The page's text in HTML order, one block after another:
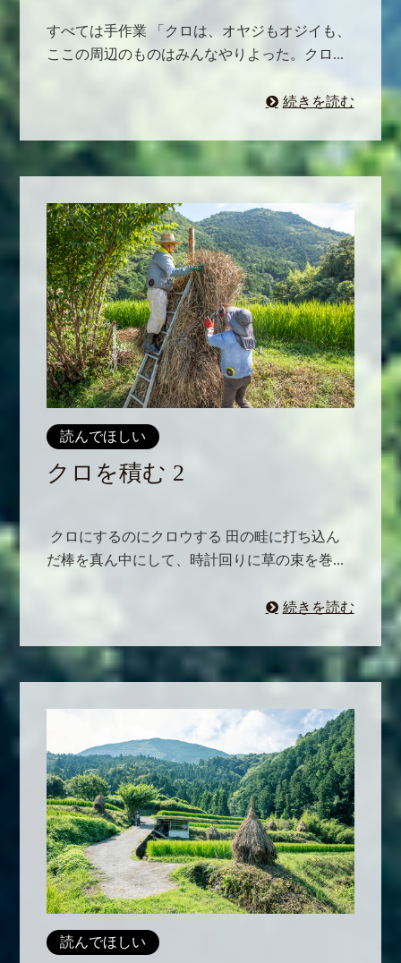
すべては手作業 「クロは、オヤジもオジイも、
ここの周辺のものはみんなやりよった。クロ...
続きを読む
読んでほしい
クロを積む 2
クロにするのにクロウする 田の畦に打ち込ん
だ棒を真ん中にして、時計回りに草の束を巻...
続きを読む
読んでほしい